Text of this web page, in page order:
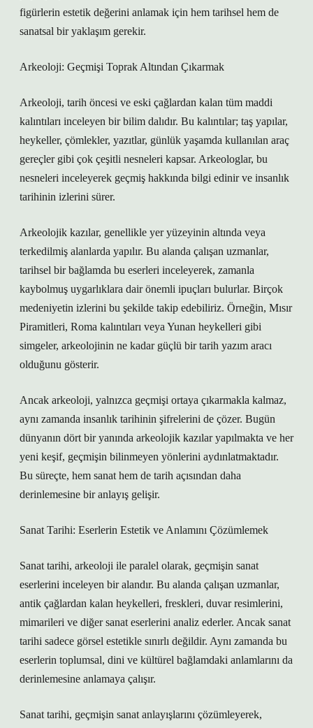
figürlerin estetik değerini anlamak için hem tarihsel hem de
sanatsal bir yaklaşım gerekir.
Arkeoloji: Geçmişi Toprak Altından Çıkarmak
Arkeoloji, tarih öncesi ve eski çağlardan kalan tüm maddi
kalıntıları inceleyen bir bilim dalıdır. Bu kalıntılar; taş yapılar,
heykeller, çömlekler, yazıtlar, günlük yaşamda kullanılan araç
gereçler gibi çok çeşitli nesneleri kapsar. Arkeologlar, bu
nesneleri inceleyerek geçmiş hakkında bilgi edinir ve insanlık
tarihinin izlerini sürer.
Arkeolojik kazılar, genellikle yer yüzeyinin altında veya
terkedilmiş alanlarda yapılır. Bu alanda çalışan uzmanlar,
tarihsel bir bağlamda bu eserleri inceleyerek, zamanla
kaybolmuş uygarlıklara dair önemli ipuçları bulurlar. Birçok
medeniyetin izlerini bu şekilde takip edebiliriz. Örneğin, Mısır
Piramitleri, Roma kalıntıları veya Yunan heykelleri gibi
simgeler, arkeolojinin ne kadar güçlü bir tarih yazım aracı
olduğunu gösterir.
Ancak arkeoloji, yalnızca geçmişi ortaya çıkarmakla kalmaz,
aynı zamanda insanlık tarihinin şifrelerini de çözer. Bugün
dünyanın dört bir yanında arkeolojik kazılar yapılmakta ve her
yeni keşif, geçmişin bilinmeyen yönlerini aydınlatmaktadır.
Bu süreçte, hem sanat hem de tarih açısından daha
derinlemesine bir anlayış gelişir.
Sanat Tarihi: Eserlerin Estetik ve Anlamını Çözümlemek
Sanat tarihi, arkeoloji ile paralel olarak, geçmişin sanat
eserlerini inceleyen bir alandır. Bu alanda çalışan uzmanlar,
antik çağlardan kalan heykelleri, freskleri, duvar resimlerini,
mimarileri ve diğer sanat eserlerini analiz ederler. Ancak sanat
tarihi sadece görsel estetikle sınırlı değildir. Aynı zamanda bu
eserlerin toplumsal, dini ve kültürel bağlamdaki anlamlarını da
derinlemesine anlamaya çalışır.
Sanat tarihi, geçmişin sanat anlayışlarını çözümleyerek,